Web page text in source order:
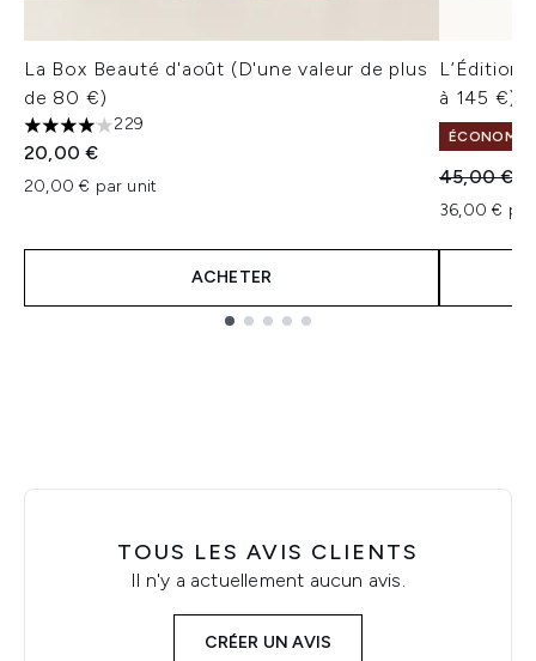
La Box Beauté d'août (D'une valeur de plus
de 80 €)
4.06 étoiles sur un maximum de 5
229
20,00 €
20,00 € par unit
ACHETER
L’Édition
à 145 €)
Prix de
45,00 €
36,00 €
TOUS LES AVIS CLIENTS
Il n'y a actuellement aucun avis.
CRÉER UN AVIS